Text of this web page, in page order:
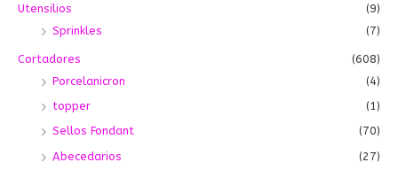
r
o
Utensilios
(9)
Sprinkles
(7)
Cortadores
(608)
Porcelanicron
(4)
topper
(1)
Sellos Fondant
(70)
Abecedarios
(27)